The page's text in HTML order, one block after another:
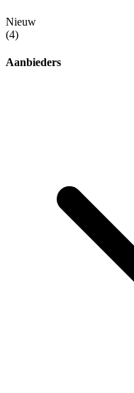
Nieuw
(4)
Aanbieders